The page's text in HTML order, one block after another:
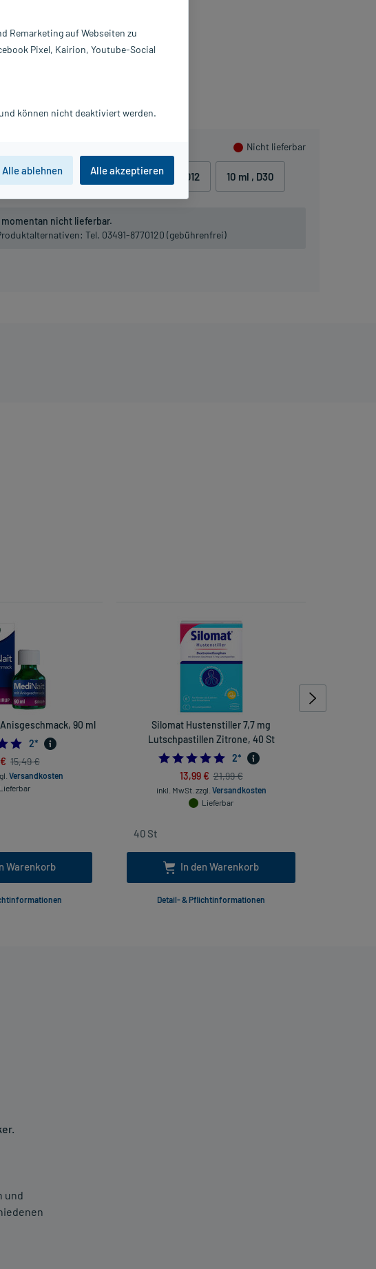
€ / l
Nicht lieferbar
10 ml, D8 10 ml , D10 10 ml , D12 10 ml , D30
nicht lieferbar.
Tel. 03491-8770120 (gebührenfrei)
WALA Heilmittel GmbH
und
90 ml
5.0
2*
15,49 €
Versandkosten
Lieferbar
Warenkorb
Silomat Hustenstiller 7,7 mg
Lutschpastillen Zitrone, 40 St
5.0
2*
13,99 € 21,99 €
inkl. MwSt. zzgl. Versandkosten
Lieferbar
In den Warenkorb
Detail- & Pflichtinformationen
Remarketing auf Webseiten zu
Pixel, Kairion, Youtube-Social
können nicht deaktiviert werden.
Alle ablehnen Alle akzeptieren